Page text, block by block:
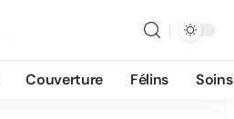
Couverture Félins Soins